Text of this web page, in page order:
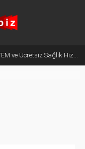
İl Sağlık Müdürü Bildirici’den KETEM ve Ücretsiz Sağlık Hizmetleri Çağrısı!